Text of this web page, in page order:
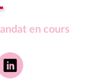
en cours
la